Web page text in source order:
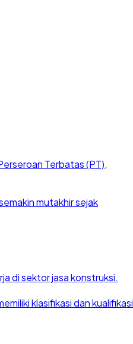
Terbatas (PT),
mutakhir sejak
di sektor jasa konstruksi.
klasifikasi dan kualifikasi